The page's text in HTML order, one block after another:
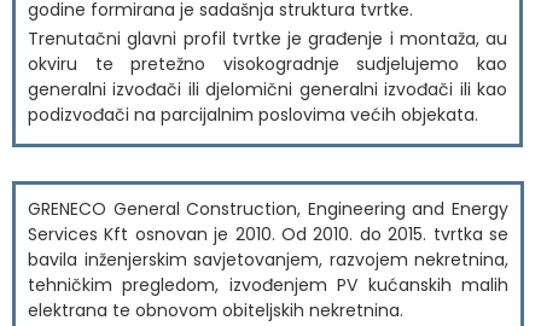
godine formirana je sadašnja struktura tvrtke.
Trenutačni glavni profil tvrtke je građenje i montaža, au
okviru te pretežno visokogradnje sudjelujemo kao
generalni izvođači ili djelomični generalni izvođači ili kao
podizvođači na parcijalnim poslovima većih objekata.
GRENECO General Construction, Engineering and Energy
Services Kft osnovan je 2010. Od 2010. do 2015. tvrtka se
bavila inženjerskim savjetovanjem, razvojem nekretnina,
tehničkim pregledom, izvođenjem PV kućanskih malih
elektrana te obnovom obiteljskih nekretnina.